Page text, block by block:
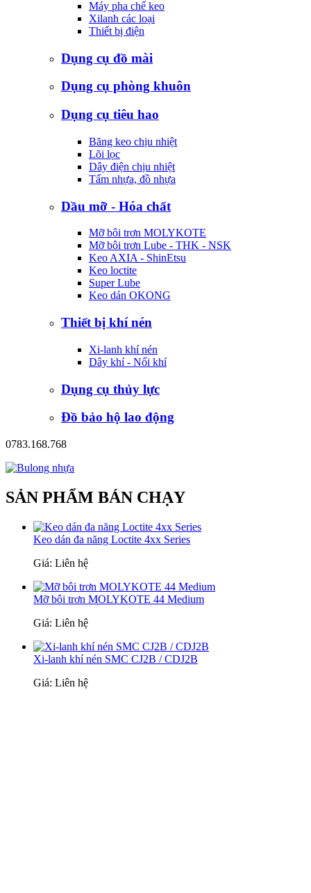
Máy pha chế keo
Xilanh các loại
Thiết bị điện
Dụng cụ đồ mài
Dụng cụ phòng khuôn
Dụng cụ tiêu hao
Băng keo chịu nhiệt
Lõi lọc
Dây điện chịu nhiệt
Tấm nhựa, đồ nhựa
Dầu mỡ - Hóa chất
Mỡ bôi trơn MOLYKOTE
Mỡ bôi trơn Lube - THK - NSK
Keo AXIA - ShinEtsu
Keo loctite
Super Lube
Keo dán OKONG
Thiết bị khí nén
Xi-lanh khí nén
Dây khí - Nối khí
Dụng cụ thủy lực
Đồ bảo hộ lao động
0783.168.768
SẢN PHẨM BÁN CHẠY
Keo dán đa năng Loctite 4xx Series
Giá: Liên hệ
Mỡ bôi trơn MOLYKOTE 44 Medium
Giá: Liên hệ
Xi-lanh khí nén SMC CJ2B / CDJ2B
Giá: Liên hệ